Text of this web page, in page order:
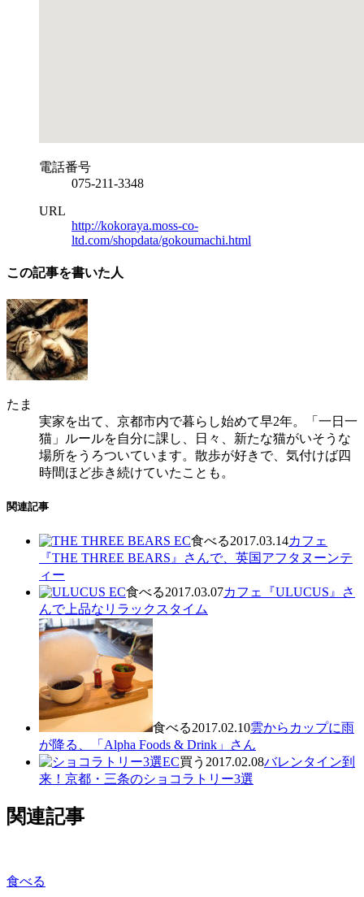
電話番号
075-211-3348
URL
http://kokoraya.moss-co-
ltd.com/shopdata/gokoumachi.html
この記事を書いた人
たま
実家を出て、京都市内で暮らし始めて早2年。「一日一
猫」ルールを自分に課し、日々、新たな猫がいそうな
場所をうろついています。散歩が好きで、気付けば四
時間ほど歩き続けていたことも。
関連記事
食べる2017.03.14カフェ
『THE THREE BEARS』さんで、英国アフタヌーンテ
ィー
食べる2017.03.07カフェ『ULUCUS』さ
んで上品なリラックスタイム
食べる2017.02.10雲からカップに雨
が降る、「Alpha Foods & Drink」さん
買う 2017.02.08バレンタイン到
来！京都・三条のショコラトリー3選
関連記事
食べる